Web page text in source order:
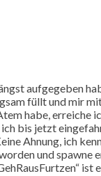
aufgegeben
füllt und mir
habe, erreiche
bis jetzt
Ahnung, ich
und spawne